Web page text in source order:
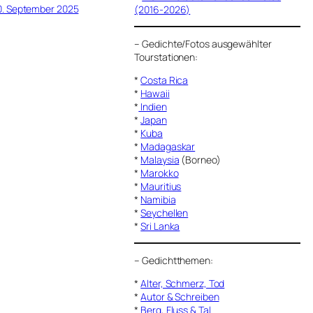
September 2025
(2016-2026)
–Gedichte/Fotos ausgewählter
Tourstationen:
*Costa Rica
* Hawaii
* Indien
*Japan
* Kuba
* Madagaskar
* Malaysia (Borneo)
* Marokko
* Mauritius
* Namibia
*Seychellen
*Sri Lanka
–Gedichtthemen:
*Alter, Schmerz, Tod
*Autor & Schreiben
* Berg, Fluss & Tal